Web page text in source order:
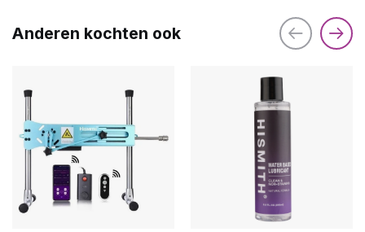
Anderen kochten ook